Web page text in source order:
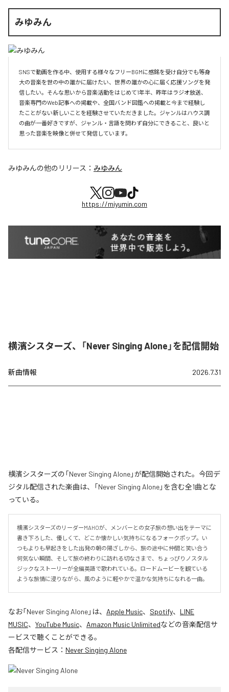
みゆみん
SNSで動画を作る中、使用する様々なフリーBGMに感銘を受け自分でも等身
大の音楽を世の中の誰かに届けたい、世界の誰かの心に届く応援ソングを発
信したい。そんな思いから音楽活動をはじめて1年半、昨年はラジオ放送、
音楽専門のWeb記事への掲載や、全国バンド図鑑への掲載と今まで経験し
たことがない新しいことを経験させていただきました。ジャンルはハウス調
の曲が一番好きですが、ジャンル・言語を問わず自分にできること、良いと
思った音楽を映像と併せて発信しています。
みゆみんの他のリリース： みゆみん
https://miyumin.com
横濱シスターズ、「Never Singing Alone」を配信開始
新曲情報 2026.7.31
横濱シスターズの「Never Singing Alone」が配信開始された。今回デ
ジタル配信された楽曲は、「Never Singing Alone」を含む全1曲とな
っている。
横濱シスターズのリーダーMAHOが、メンバーとの女子旅の想い出をテーマに
書き下ろした、優しくて、どこか懐かしい気持ちになるフォークポップ。い
つもよりも早起きをした出発の朝の陽ざしから、旅の途中に仲間と笑い合う
何気ない瞬間、そして旅の終わりに訪れる切なさまで、ちょっぴりノスタル
ジックなストーリーが全編英語で歌われている。ロードムービーを観ている
ような旅情に浸りながら、風のように軽やかで温かな気持ちになれる一曲。
なお「Never Singing Alone」は、 Apple Music、 Spotify、 LINE
MUSIC、 YouTube Music、 Amazon Music Unlimitedなどの音楽配信サ
ービスで聴くことができる。
各配信サービス： Never Singing Alone